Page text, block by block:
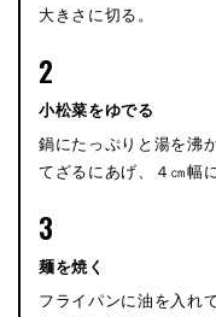
大きさに切る。
2
小松菜をゆでる
鍋にたっぷりと湯を沸
てざるにあげ、４㎝幅
3
麺を焼く
フライパンに油を入れ